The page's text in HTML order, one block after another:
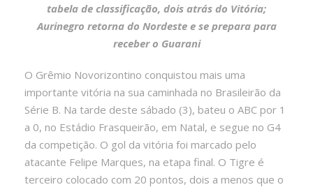
tabela de classificação, dois atrás do Vitória;
Aurinegro retorna do Nordeste e se prepara para
receber o Guarani
O Grêmio Novorizontino conquistou mais uma
importante vitória na sua caminhada no Brasileirão da
Série B. Na tarde deste sábado (3), bateu o ABC por 1
a 0, no Estádio Frasqueirão, em Natal, e segue no G4
da competição. O gol da vitória foi marcado pelo
atacante Felipe Marques, na etapa final. O Tigre é
terceiro colocado com 20 pontos, dois a menos que o